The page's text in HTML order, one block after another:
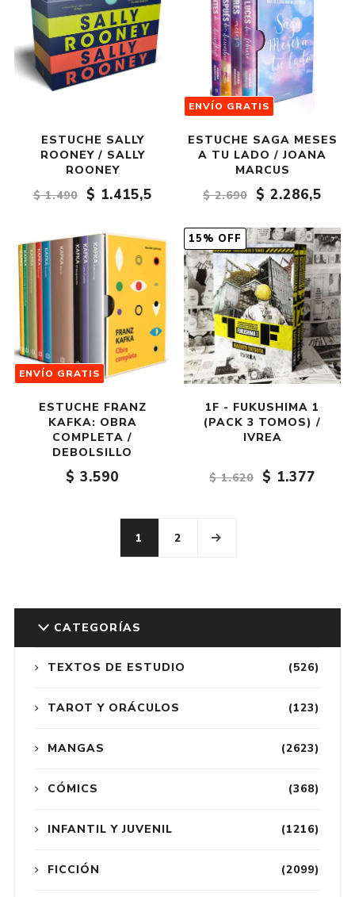
ESTUCHE SALLY
ROONEY / SALLY
ROONEY
$ 1.490
$ 1.415,5
ENVÍO GRATIS
ESTUCHE SAGA MESES
A TU LADO / JOANA
MARCUS
$ 2.690
$ 2.286,5
ENVÍO GRATIS
ESTUCHE FRANZ
KAFKA: OBRA
COMPLETA /
DEBOLSILLO
$ 3.590
15% OFF
1F - FUKUSHIMA 1
(PACK 3 TOMOS) /
IVREA
$ 1.620 $ 1.377
1 2
CATEGORÍAS
(526)
TEXTOS DE ESTUDIO
(123)
TAROT Y ORÁCULOS
(2623)
MANGAS
(368)
CÓMICS
(1216)
INFANTIL Y JUVENIL
(2099)
FICCIÓN